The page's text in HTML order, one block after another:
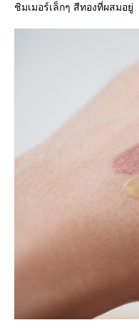
ชิมเมอร์เล็กๆ สีทองที่ผสมอยู่